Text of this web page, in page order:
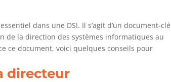
dans une DSI. Il s’agit d’un document-clé
de la direction des systèmes informatiques au
ce document, voici quelques conseils pour
directeur